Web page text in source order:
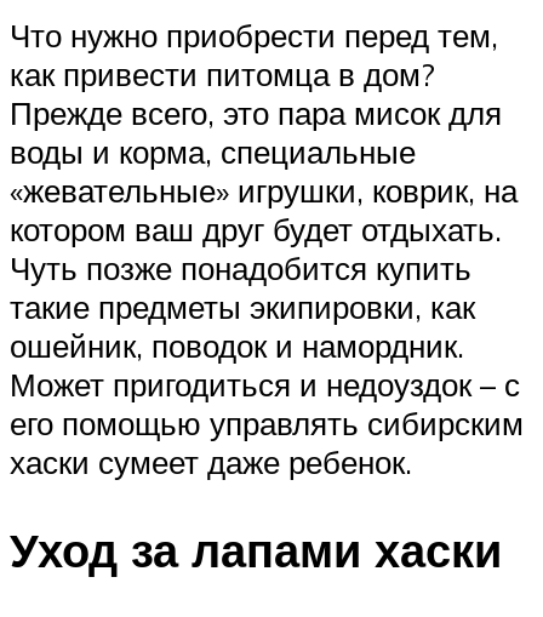
Что нужно приобрести перед тем,
как привести питомца в дом?
Прежде всего, это пара мисок для
воды и корма, специальные
«жевательные» игрушки, коврик, на
котором ваш друг будет отдыхать.
Чуть позже понадобится купить
такие предметы экипировки, как
ошейник, поводок и намордник.
Может пригодиться и недоуздок – с
его помощью управлять сибирским
хаски сумеет даже ребенок.
Уход за лапами хаски